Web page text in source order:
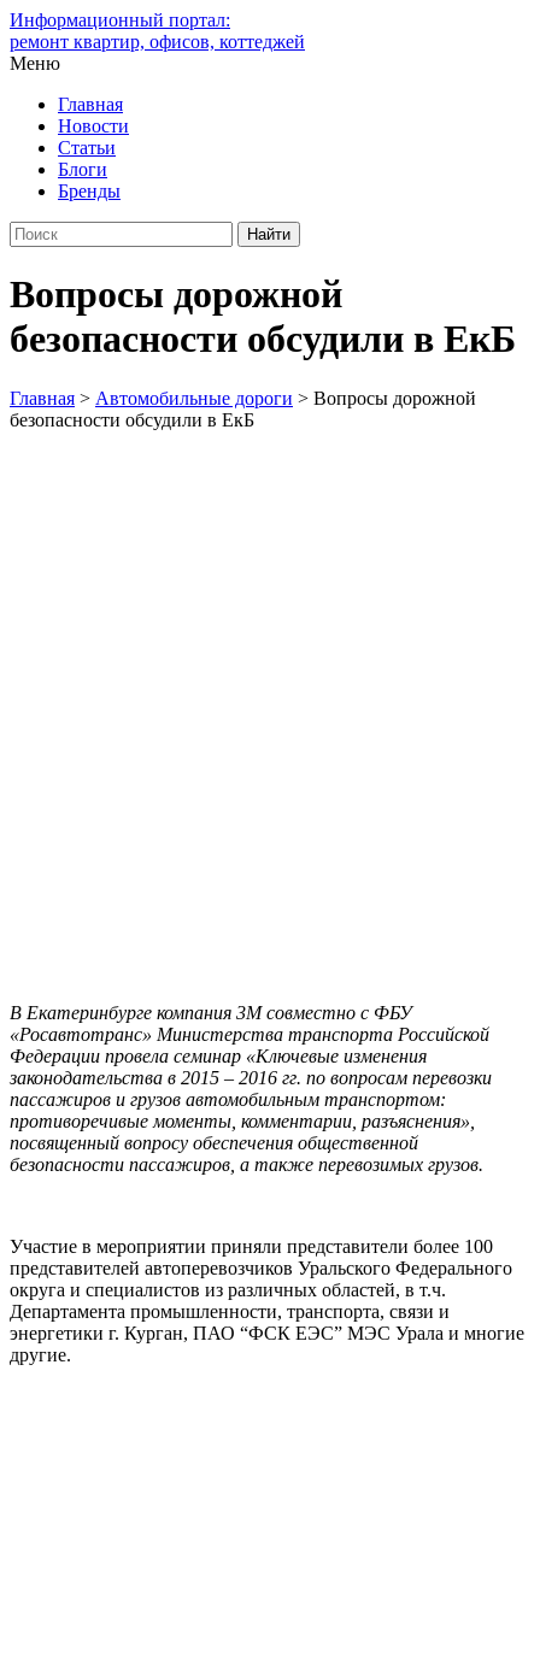
Информационный портал:
ремонт квартир, офисов, коттеджей
Меню
Главная
Новости
Статьи
Блоги
Бренды
Вопросы дорожной
безопасности обсудили в ЕкБ
Главная > Автомобильные дороги > Вопросы дорожной
безопасности обсудили в ЕкБ
В Екатеринбурге компания 3М совместно с ФБУ
«Росавтотранс» Министерства транспорта Российской
Федерации провела семинар «Ключевые изменения
законодательства в 2015 – 2016 гг. по вопросам перевозки
пассажиров и грузов автомобильным транспортом:
противоречивые моменты, комментарии, разъяснения»,
посвященный вопросу обеспечения общественной
безопасности пассажиров, а также перевозимых грузов.
Участие в мероприятии приняли представители более 100
представителей автоперевозчиков Уральского Федерального
округа и специалистов из различных областей, в т.ч.
Департамента промышленности, транспорта, связи и
энергетики г. Курган, ПАО “ФСК ЕЭС” МЭС Урала и многие
другие.